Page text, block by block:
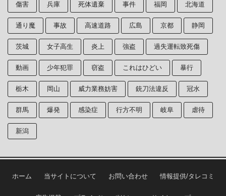
傷害 兵庫 死体遺棄 事件 福岡 北海道
通り魔 事故 高速道路 広島 京都 静岡
茨城 女子高生 炎上 強盗 過失運転致死傷
動画 少年犯罪 窃盗 これはひどい 暴行
栃木 岡山 威力業務妨害 銃刀法違反 冠水
群馬 爆発 感染症 行方不明 岐阜 虐待
新潟
ホーム 当サイトについて お問い合わせ 情報提供/タレコミ